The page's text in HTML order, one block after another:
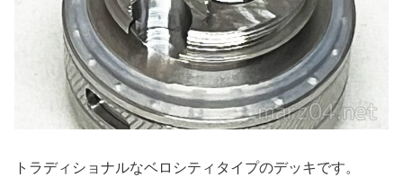
トラディショナルなベロシティタイプのデッキです。